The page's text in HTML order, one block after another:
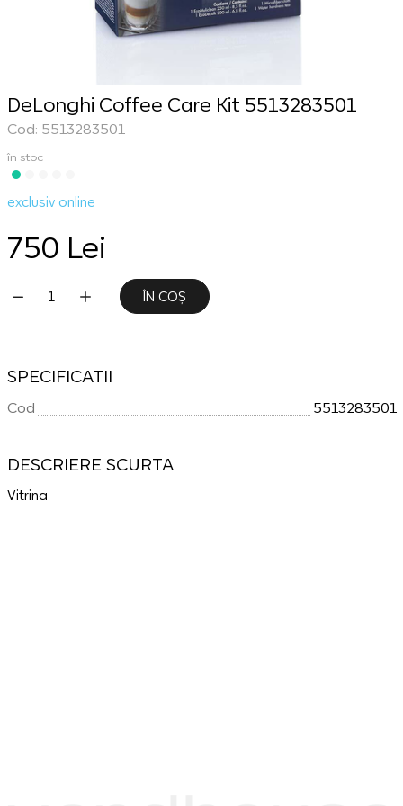
DeLonghi Coffee Care Kit 5513283501
Cod: 5513283501
în stoc
exclusiv online
750 Lei
ÎN COȘ
SPECIFICATII
Cod 5513283501
DESCRIERE SCURTA
Vitrina